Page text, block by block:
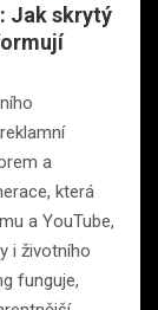
Jak skrytý
a
která
a YouTube,
i životního
funguje,